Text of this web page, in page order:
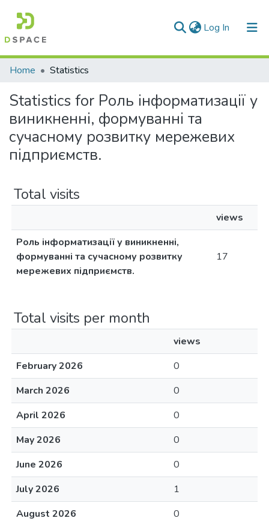
Log In (current)
Communities & Collections
All of DSpace
Home Statistics
Statistics for Роль інформатизації у
виникненні, формуванні та
сучасному розвитку мережевих
підприємств.
Total visits
views
Роль інформатизації у виникненні,
формуванні та сучасному розвитку
мережевих підприємств.
17
Total visits per month
views
February 2026
0
March 2026
0
April 2026
0
May 2026
0
June 2026
0
July 2026
1
August 2026
0